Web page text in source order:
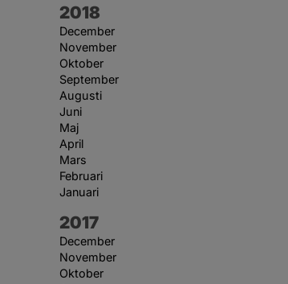
År:
2018
December
November
Oktober
September
Augusti
Juni
Maj
April
Mars
Februari
Januari
År:
2017
December
November
Oktober